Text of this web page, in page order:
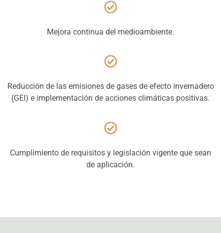
Mejora continua del medioambiente.
Reducción de las emisiones de gases de efecto invernadero
(GEI) e implementación de acciones climáticas positivas.
Cumplimiento de requisitos y legislación vigente que sean
de aplicación.